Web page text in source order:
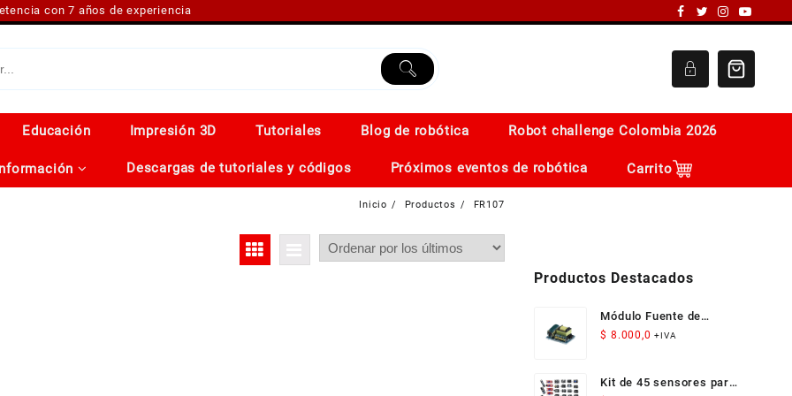
con 7 años de experiencia
Educación Impresión 3D Tutoriales Blog de robótica Robot challenge Colombia 2026
Descargas de tutoriales y códigos Próximos eventos de robótica Carrito
Inicio Productos FR107
Productos Destacados
Módulo Fuente de
Alimentación Aislada
$ 8.000,0 +IVA
Kit de 45 sensores para